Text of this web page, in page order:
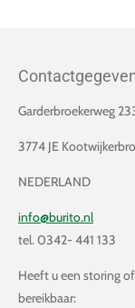
Garderbroekerweg
3774 JE
NEDERLAND
info@burito.nl
tel. 0342- 441 133
Heeft u een storing
bereikbaar: